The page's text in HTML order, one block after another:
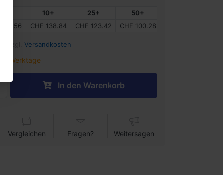
10+ 25+ 50+
146.56 CHF 138.84 CHF 123.42 CHF 100.28
Versandkosten
5 Werktage
In den Warenkorb
Vergleichen Fragen? Weitersagen